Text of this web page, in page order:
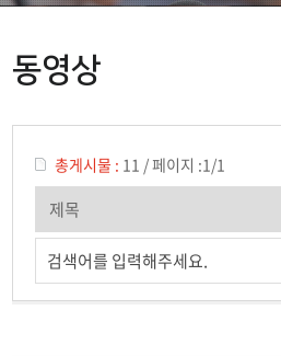
동영상
총게시물 : 11 /페이지 :1/1
검색어를 입력해주세요.